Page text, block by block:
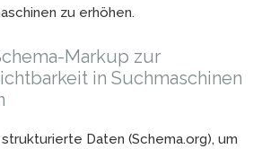
zu erhöhen.
Markup zur
in Suchmaschinen
Daten (Schema.org), um